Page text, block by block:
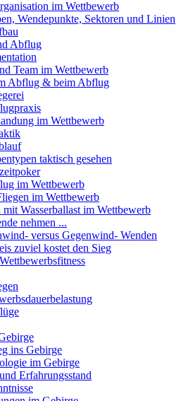
im Wettbewerb
Wendepunkte, Sektoren und Linien
Abflug
Team im Wettbewerb
Abflug & beim Abflug
im Wettbewerb
taktisch gesehen
im Wettbewerb
im Wettbewerb
mit Wasserballast im Wettbewerb
nehmen ...
versus Gegenwind- Wenden
zuviel kostet den Sieg
ins Gebirge
im Gebirge
Erfahrungsstand